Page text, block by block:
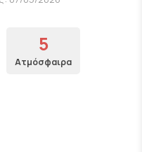
5
Ατμόσφαιρα